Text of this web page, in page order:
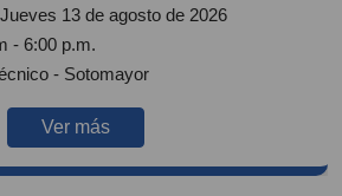
Jueves 13 de agosto de 2026
- 6:00 p.m.
- Sotomayor
Ver más